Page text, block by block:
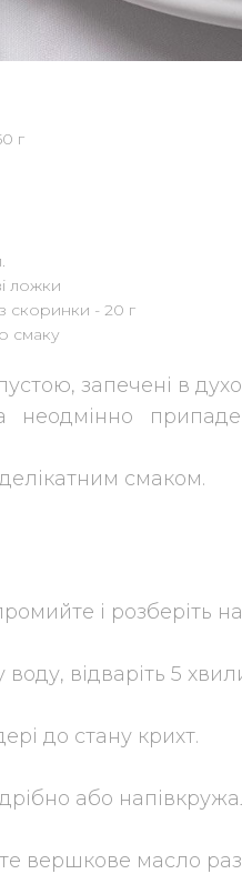
г
ложки
скоринки - 20 г
смаку
запечені в
неодмінно
смаком.
і розберіть
відваріть 5
до стану крихт.
дрібно або
вершкове масло